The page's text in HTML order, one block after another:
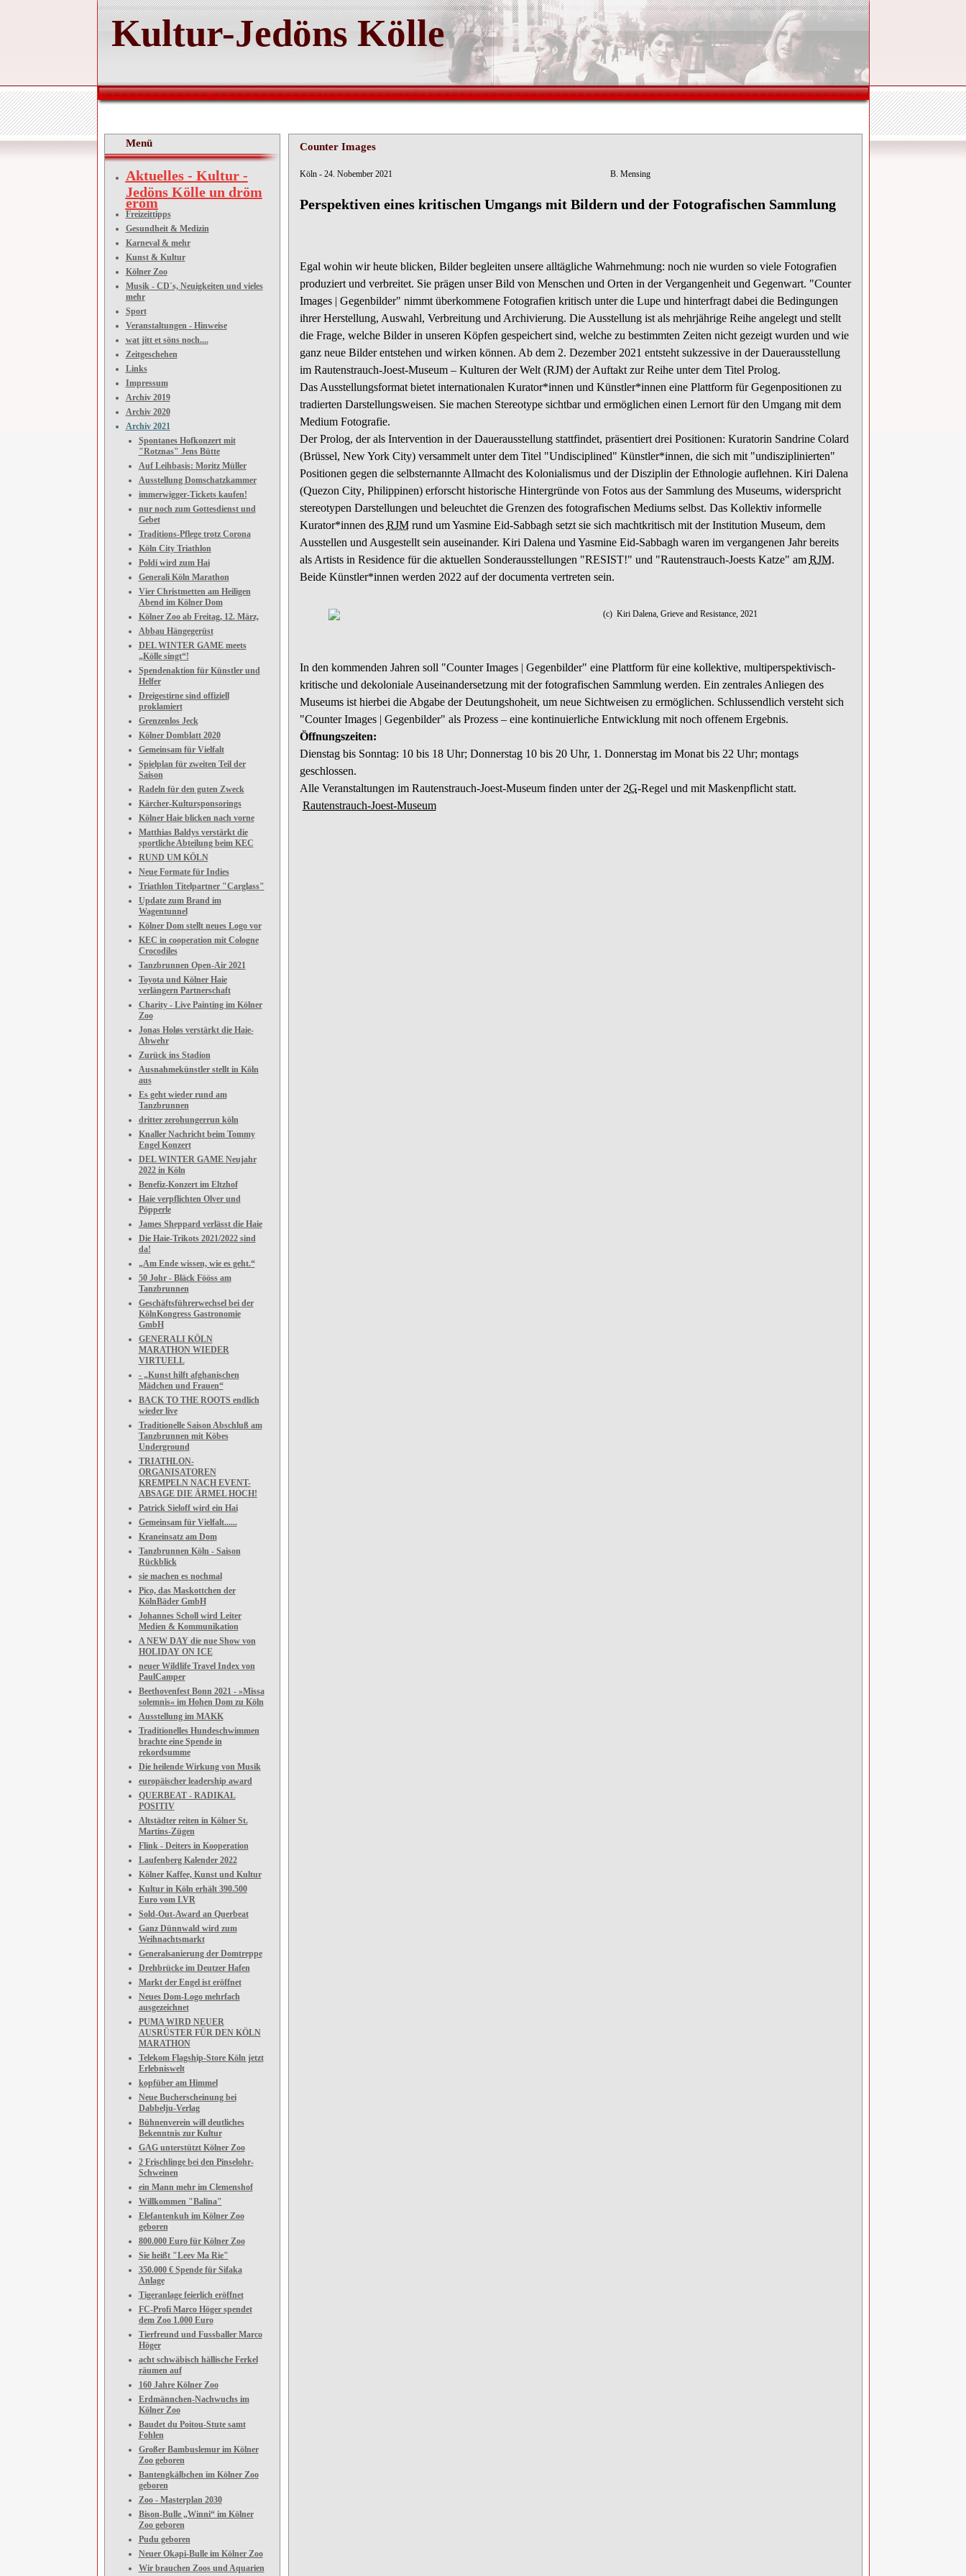
Kultur-Jedöns Kölle
Menü
Aktuelles - Kultur -
Jedöns Kölle un dröm
eröm
Freizeittipps
Gesundheit & Medizin
Karneval & mehr
Kunst & Kultur
Kölner Zoo
Musik - CD´s, Neuigkeiten und vieles
mehr
Sport
Veranstaltungen - Hinweise
wat jitt et söns noch....
Zeitgeschehen
Links
Impressum
Archiv 2019
Archiv 2020
Archiv 2021
Spontanes Hofkonzert mit
"Rotznas" Jens Bütte
Auf Leihbasis: Moritz Müller
Ausstellung Domschatzkammer
immerwigger-Tickets kaufen!
nur noch zum Gottesdienst und
Gebet
Traditions-Pflege trotz Corona
Köln City Triathlon
Poldi wird zum Hai
Generali Köln Marathon
Vier Christmetten am Heiligen
Abend im Kölner Dom
Kölner Zoo ab Freitag, 12. März,
Abbau Hängegerüst
DEL WINTER GAME meets
„Kölle singt“!
Spendenaktion für Künstler und
Helfer
Dreigestirne sind offiziell
proklamiert
Grenzenlos Jeck
Kölner Domblatt 2020
Gemeinsam für Vielfalt
Spielplan für zweiten Teil der
Saison
Radeln für den guten Zweck
Kärcher-Kultursponsorings
Kölner Haie blicken nach vorne
Matthias Baldys verstärkt die
sportliche Abteilung beim KEC
RUND UM KÖLN
Neue Formate für Indies
Triathlon Titelpartner "Carglass"
Update zum Brand im
Wagentunnel
Kölner Dom stellt neues Logo vor
KEC in cooperation mit Cologne
Crocodiles
Tanzbrunnen Open-Air 2021
Toyota und Kölner Haie
verlängern Partnerschaft
Charity - Live Painting im Kölner
Zoo
Jonas Holøs verstärkt die Haie-
Abwehr
Zurück ins Stadion
Ausnahmekünstler stellt in Köln
aus
Es geht wieder rund am
Tanzbrunnen
dritter zerohungerrun köln
Knaller Nachricht beim Tommy
Engel Konzert
DEL WINTER GAME Neujahr
2022 in Köln
Benefiz-Konzert im Eltzhof
Haie verpflichten Olver und
Pöpperle
James Sheppard verlässt die Haie
Die Haie-Trikots 2021/2022 sind
da!
„Am Ende wissen, wie es geht.“
50 Johr - Bläck Fööss am
Tanzbrunnen
Geschäftsführerwechsel bei der
KölnKongress Gastronomie
GmbH
GENERALI KÖLN
MARATHON WIEDER
VIRTUELL
- „Kunst hilft afghanischen
Mädchen und Frauen“
BACK TO THE ROOTS endlich
wieder live
Traditionelle Saison Abschluß am
Tanzbrunnen mit Köbes
Underground
TRIATHLON-
ORGANISATOREN
KREMPELN NACH EVENT-
ABSAGE DIE ÄRMEL HOCH!
Patrick Sieloff wird ein Hai
Gemeinsam für Vielfalt......
Kraneinsatz am Dom
Tanzbrunnen Köln - Saison
Rückblick
sie machen es nochmal
Pico, das Maskottchen der
KölnBäder GmbH
Johannes Scholl wird Leiter
Medien & Kommunikation
A NEW DAY die nue Show von
HOLIDAY ON ICE
neuer Wildlife Travel Index von
PaulCamper
Beethovenfest Bonn 2021 - »Missa
solemnis« im Hohen Dom zu Köln
Ausstellung im MAKK
Traditionelles Hundeschwimmen
brachte eine Spende in
rekordsumme
Die heilende Wirkung von Musik
europäischer leadership award
QUERBEAT - RADIKAL
POSITIV
Altstädter reiten in Kölner St.
Martins-Zügen
Flink - Deiters in Kooperation
Laufenberg Kalender 2022
Kölner Kaffee, Kunst und Kultur
Kultur in Köln erhält 390.500
Euro vom LVR
Sold-Out-Award an Querbeat
Ganz Dünnwald wird zum
Weihnachtsmarkt
Generalsanierung der Domtreppe
Drehbrücke im Deutzer Hafen
Markt der Engel ist eröffnet
Neues Dom-Logo mehrfach
ausgezeichnet
PUMA WIRD NEUER
AUSRÜSTER FÜR DEN KÖLN
MARATHON
Telekom Flagship-Store Köln jetzt
Erlebniswelt
kopfüber am Himmel
Neue Bucherscheinung bei
Dabbelju-Verlag
Bühnenverein will deutliches
Bekenntnis zur Kultur
GAG unterstützt Kölner Zoo
2 Frischlinge bei den Pinselohr-
Schweinen
ein Mann mehr im Clemenshof
Willkommen "Balina"
Elefantenkuh im Kölner Zoo
geboren
800.000 Euro für Kölner Zoo
Sie heißt "Leev Ma Rie"
350.000 € Spende für Sifaka
Anlage
Tigeranlage feierlich eröffnet
FC-Profi Marco Höger spendet
dem Zoo 1.000 Euro
Tierfreund und Fussballer Marco
Höger
acht schwäbisch hällische Ferkel
räumen auf
160 Jahre Kölner Zoo
Erdmännchen-Nachwuchs im
Kölner Zoo
Baudet du Poitou-Stute samt
Fohlen
Großer Bambuslemur im Kölner
Zoo geboren
Bantengkälbchen im Kölner Zoo
geboren
Zoo - Masterplan 2030
Bison-Bulle „Winni“ im Kölner
Zoo geboren
Pudu geboren
Neuer Okapi-Bulle im Kölner Zoo
Wir brauchen Zoos und Aquarien
Counter Images
Köln - 24. Nobember 2021 B. Mensing
Perspektiven eines kritischen Umgangs mit Bildern und der Fotografischen Sammlung
Egal wohin wir heute blicken, Bilder begleiten unsere alltägliche Wahrnehmung: noch nie wurden so viele Fotografien
produziert und verbreitet. Sie prägen unser Bild von Menschen und Orten in der Vergangenheit und Gegenwart. "Counter
Images| Gegenbilder" nimmt überkommene Fotografien kritisch unter die Lupe und hinterfragt dabei die Bedingungen
ihrer Herstellung, Auswahl, Verbreitung und Archivierung. Die Ausstellung ist als mehrjährige Reihe angelegt und stellt
die Frage, welche Bilder in unseren Köpfen gespeichert sind, welche zu bestimmten Zeiten nicht gezeigt wurden und wie
ganz neue Bilder entstehen und wirken können. Ab dem 2. Dezember 2021 entsteht sukzessive in der Dauerausstellung
im Rautenstrauch-Joest-Museum – Kulturen der Welt (RJM) der Auftakt zur Reihe unter dem Titel Prolog.
Das Ausstellungsformat bietet internationalen Kurator*innen und Künstler*innen eine Plattform für Gegenpositionen zu
tradierten Darstellungsweisen. Sie machen Stereotype sichtbar und ermöglichen einen Lernort für den Umgang mit dem
Medium Fotografie.
Der Prolog, der als Intervention in der Dauerausstellung stattfindet, präsentiert drei Positionen: Kuratorin Sandrine Colard
(Brüssel, New York City) versammelt unter dem Titel "Undisciplined" Künstler*innen, die sich mit "undisziplinierten"
Positionen gegen die selbsternannte Allmacht des Kolonialismus und der Disziplin der Ethnologie auflehnen. Kiri Dalena
(Quezon City, Philippinen) erforscht historische Hintergründe von Fotos aus der Sammlung des Museums, widerspricht
stereotypen Darstellungen und beleuchtet die Grenzen des fotografischen Mediums selbst. Das Kollektiv informelle
Kurator*innen des RJMrund um Yasmine Eid-Sabbagh setzt sie sich machtkritisch mit der Institution Museum, dem
Ausstellen und Ausgestellt sein auseinander. Kiri Dalena und Yasmine Eid-Sabbagh waren im vergangenen Jahr bereits
als Artists in Residencefür die aktuellen Sonderausstellungen "RESIST!" und "Rautenstrauch-Joests Katze" am RJM.
Beide Künstler*innen werden 2022 auf der documenta vertreten sein.
(c) Kiri Dalena, Grieve and Resistance, 2021
In den kommenden Jahren soll "Counter Images| Gegenbilder" eine Plattform für eine kollektive, multiperspektivisch-
kritische und dekoloniale Auseinandersetzung mit der fotografischen Sammlung werden. Ein zentrales Anliegen des
Museums ist hierbei die Abgabe der Deutungshoheit, um neue Sichtweisen zu ermöglichen. Schlussendlich versteht sich
"Counter Images| Gegenbilder" als Prozess – eine kontinuierliche Entwicklung mit noch offenem Ergebnis.
Öffnungszeiten:
Dienstag bis Sonntag: 10 bis 18 Uhr; Donnerstag 10 bis 20 Uhr, 1. Donnerstag im Monat bis 22 Uhr; montags
geschlossen.
Alle Veranstaltungen im Rautenstrauch-Joest-Museum finden unter der 2G-Regel und mit Maskenpflicht statt.
Rautenstrauch-Joest-Museum